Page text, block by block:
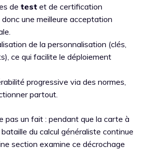
detest et de certification
une meilleure acceptation
de la personnalisation (clés,
ce qui facilite le déploiement
progressive via des normes,
partout.
pas un fait : pendant que la carte à
du calcul généraliste continue
section examine ce décrochage